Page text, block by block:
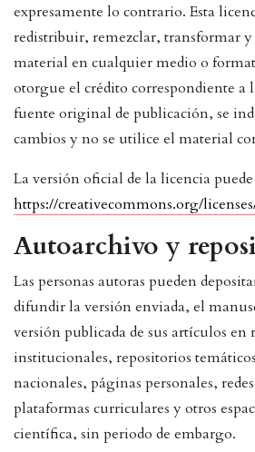
expresamente lo contrario. Esta
redistribuir, remezclar, transformar
material en cualquier medio o
otorgue el crédito correspondiente a
fuente original de publicación, se
cambios y no se utilice el material
La versión oficial de la licencia
https://creativecommons.org/
Autoarchivo y
Las personas autoras pueden
difundir la versión enviada, el
versión publicada de sus artículos en
institucionales, repositorios
nacionales, páginas personales,
plataformas curriculares y otros
científica, sin periodo de embargo.